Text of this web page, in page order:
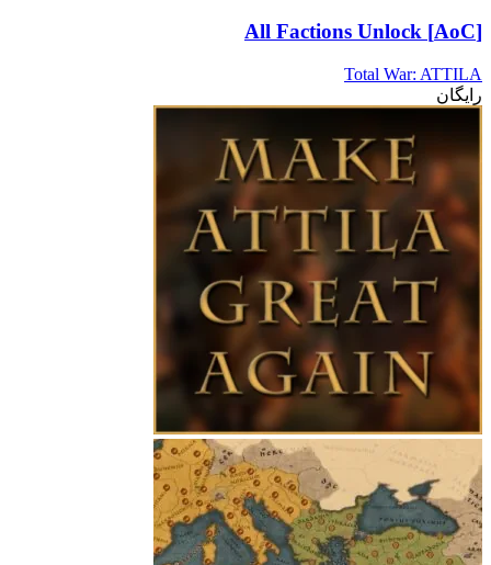
[AoC] All Factions Unlock
Total War: ATTILA
رایگان